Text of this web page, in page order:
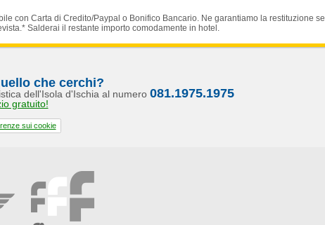
con Carta di Credito/Paypal o Bonifico Bancario. Ne garantiamo la restituzione se
Salderai il restante importo comodamente in hotel.
che cerchi?
dell'Isola d'Ischia al numero 081.1975.1975
gratuito!
sui cookie